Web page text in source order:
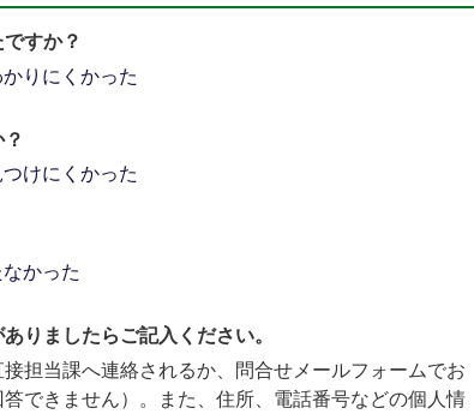
すか？
かりにくかった
つけにくかった
かった
りましたらご記入ください。
担当課へ連絡されるか、問合せメールフォームでお
できません）。また、住所、電話番号などの個人情